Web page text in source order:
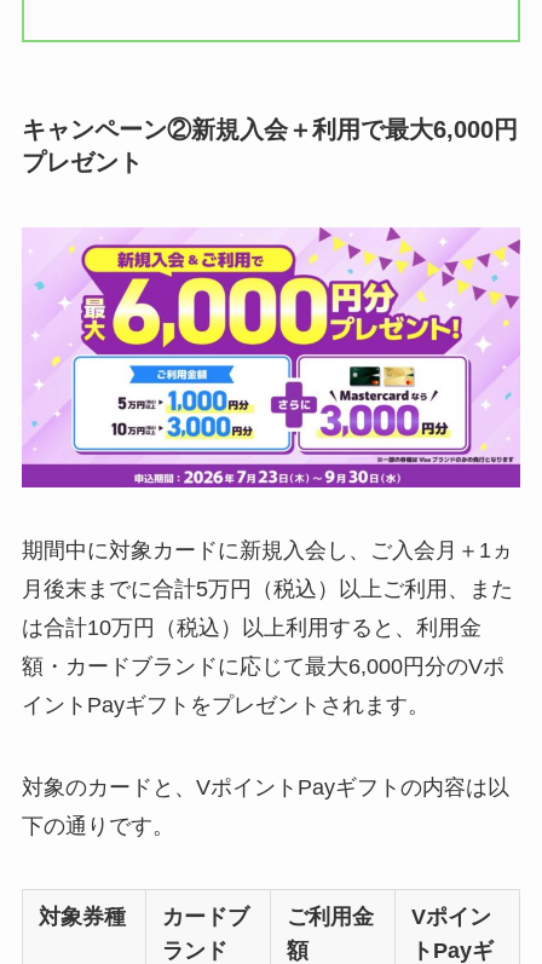
キャンペーン②新規入会＋利用で最大6,000円
プレゼント
期間中に対象カードに新規入会し、ご入会月＋1ヵ
月後末までに合計5万円（税込）以上ご利用、また
は合計10万円（税込）以上利用すると、利用金
額・カードブランドに応じて最大6,000円分のVポ
イントPayギフトをプレゼントされます。
対象のカードと、VポイントPayギフトの内容は以
下の通りです。
対象券種
カードブ
ランド
ご利用金
額
Vポイン
トPayギ